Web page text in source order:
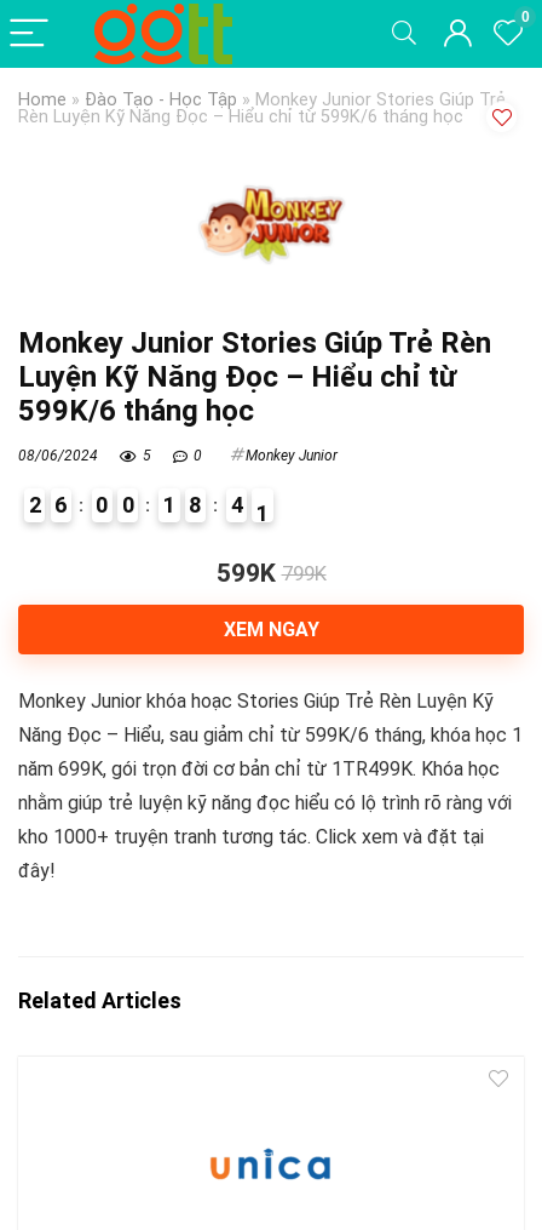
0
Home » Đào Tạo - Học Tập » Monkey Junior Stories Giúp Trẻ
Rèn Luyện Kỹ Năng Đọc – Hiểu chỉ từ 599K/6 tháng học
Monkey Junior Stories Giúp Trẻ Rèn
Luyện Kỹ Năng Đọc – Hiểu chỉ từ
599K/6 tháng học
08/06/2024 5 0 Monkey Junior
2 6 0 0 1 8 4 0
599K 799K
XEM NGAY
Monkey Junior khóa hoạc Stories Giúp Trẻ Rèn Luyện Kỹ
Năng Đọc – Hiểu, sau giảm chỉ từ 599K/6 tháng, khóa học 1
năm 699K, gói trọn đời cơ bản chỉ từ 1TR499K. Khóa học
nhằm giúp trẻ luyện kỹ năng đọc hiểu có lộ trình rõ ràng với
kho 1000+ truyện tranh tương tác. Click xem và đặt tại
đây!
Related Articles